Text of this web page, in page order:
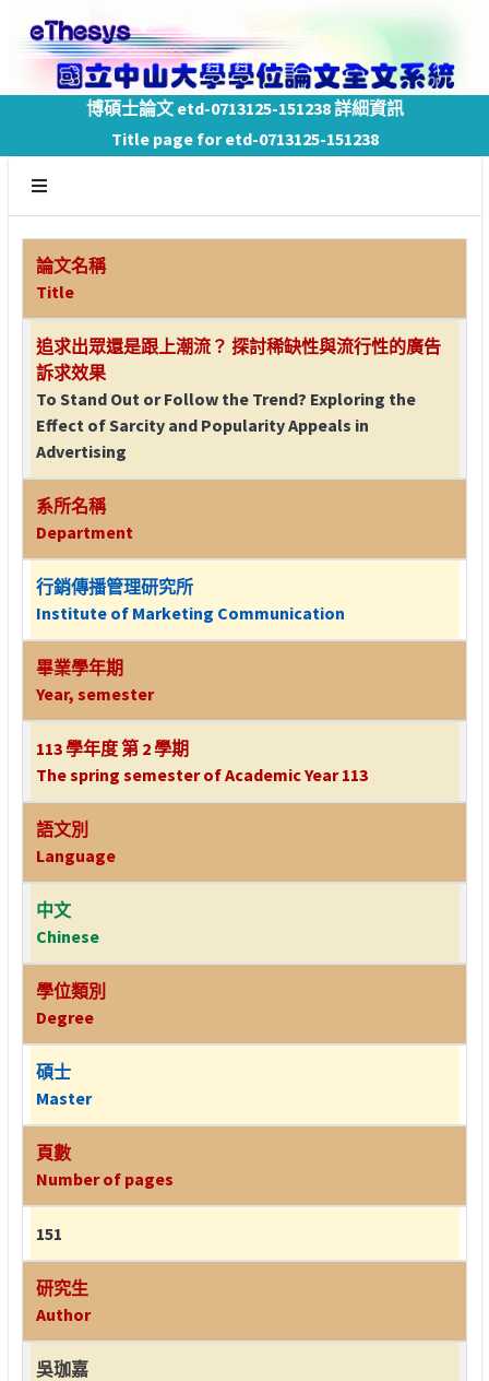
博碩士論文 etd-0713125-151238 詳細資訊
Title page for etd-0713125-151238
論文名稱
Title
追求出眾還是跟上潮流？ 探討稀缺性與流行性的廣告
訴求效果
To Stand Out or Follow the Trend? Exploring the
Effect of Sarcity and Popularity Appeals in
Advertising
系所名稱
Department
行銷傳播管理研究所
Institute of Marketing Communication
畢業學年期
Year, semester
113 學年度 第 2 學期
The spring semester of Academic Year 113
語文別
Language
中文
Chinese
學位類別
Degree
碩士
Master
頁數
Number of pages
151
研究生
Author
吳珈嘉